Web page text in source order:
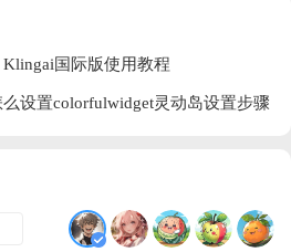
国际版使用教程
设置colorfulwidget灵动岛设置步骤